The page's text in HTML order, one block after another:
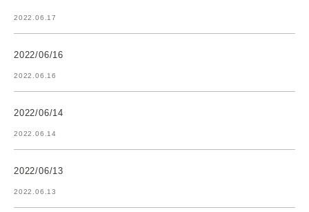
2022.06.17
2022/06/16
2022.06.16
2022/06/14
2022.06.14
2022/06/13
2022.06.13